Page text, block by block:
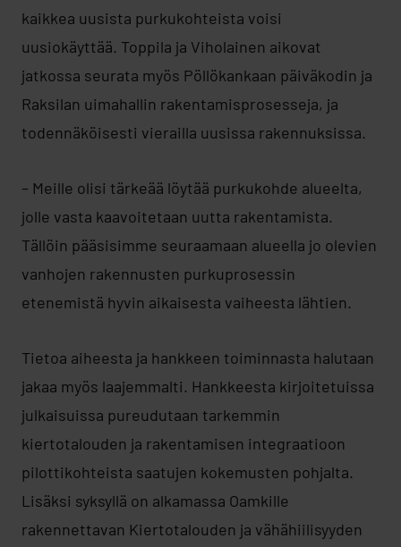
kaikkea uusista purkukohteista voisi
uusiokäyttää. Toppila ja Viholainen aikovat
jatkossa seurata myös Pöllökankaan päiväkodin ja
Raksilan uimahallin rakentamisprosesseja, ja
todennäköisesti vierailla uusissa rakennuksissa.
– Meille olisi tärkeää löytää purkukohde alueelta,
jolle vasta kaavoitetaan uutta rakentamista.
Tällöin pääsisimme seuraamaan alueella jo olevien
vanhojen rakennusten purkuprosessin
etenemistä hyvin aikaisesta vaiheesta lähtien.
Tietoa aiheesta ja hankkeen toiminnasta halutaan
jakaa myös laajemmalti. Hankkeesta kirjoitetuissa
julkaisuissa pureudutaan tarkemmin
kiertotalouden ja rakentamisen integraatioon
pilottikohteista saatujen kokemusten pohjalta.
Lisäksi syksyllä on alkamassa Oamkille
rakennettavan Kiertotalouden ja vähähiilisyyden